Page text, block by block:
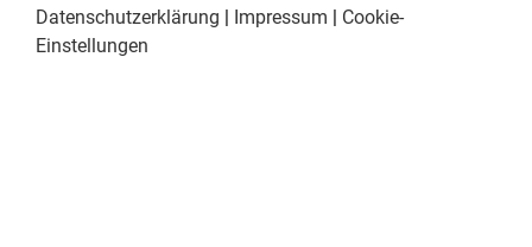
Datenschutzerklärung | Impressum | Cookie-
Einstellungen